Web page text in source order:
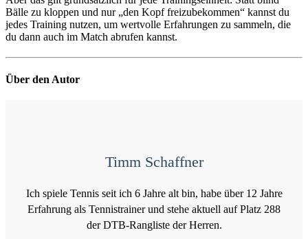
Bälle zu kloppen und nur „den Kopf freizubekommen“ kannst du
jedes Training nutzen, um wertvolle Erfahrungen zu sammeln, die
du dann auch im Match abrufen kannst.
Über den Autor
Timm Schaffner
Ich spiele Tennis seit ich 6 Jahre alt bin, habe über 12 Jahre
Erfahrung als Tennistrainer und stehe aktuell auf Platz 288
der DTB-Rangliste der Herren.